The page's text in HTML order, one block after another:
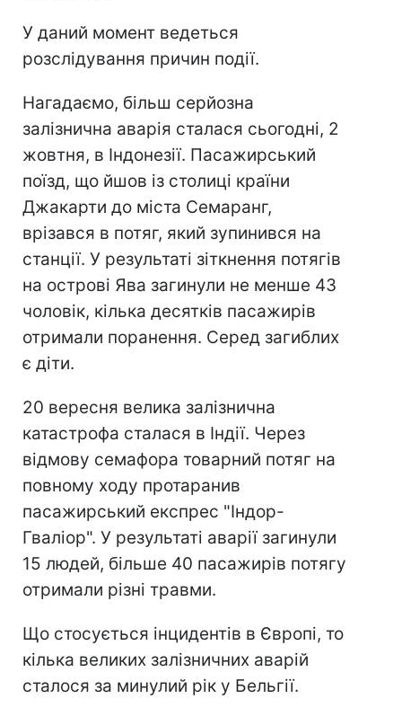
У даний момент ведеться
розслідування причин події.
Нагадаємо, більш серйозна
залізнична аварія сталася сьогодні, 2
жовтня, в Індонезії. Пасажирський
поїзд, що йшов із столиці країни
Джакарти до міста Семаранг,
врізався в потяг, який зупинився на
станції. У результаті зіткнення потягів
на острові Ява загинули не менше 43
чоловік, кілька десятків пасажирів
отримали поранення. Серед загиблих
є діти.
20 вересня велика залізнична
катастрофа сталася в Індії. Через
відмову семафора товарний потяг на
повному ходу протаранив
пасажирський експрес "Індор-
Гваліор". У результаті аварії загинули
15 людей, більше 40 пасажирів потягу
отримали різні травми.
Що стосується інцидентів в Європі, то
кілька великих залізничних аварій
сталося за минулий рік у Бельгії.